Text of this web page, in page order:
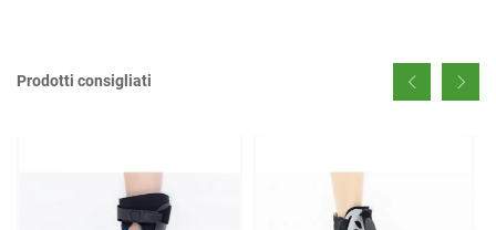
Prodotti consigliati